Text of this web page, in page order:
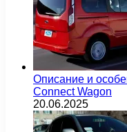
Описание и
Connect Wagon
20.06.2025